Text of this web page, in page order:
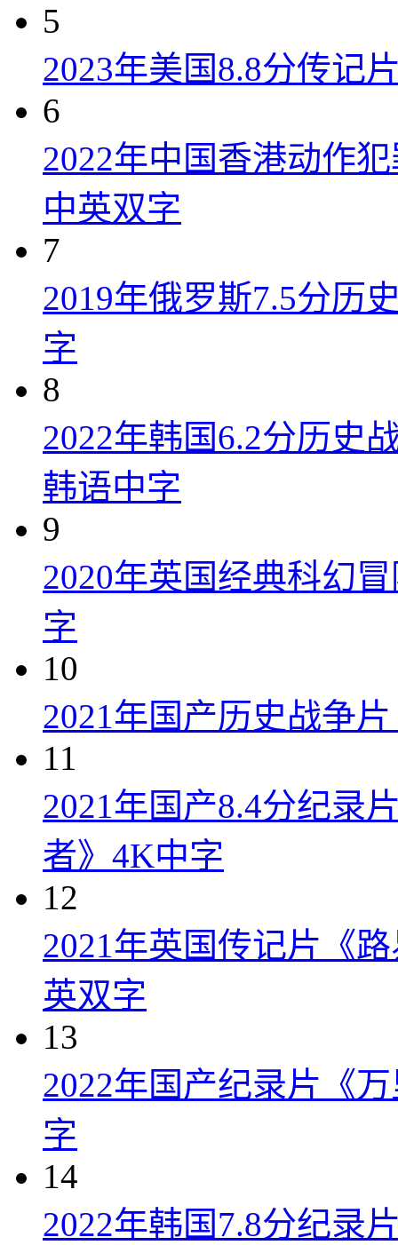
5
2023年美国8.8分传记
6
2022年中国香港动作
中英双字
7
2019年俄罗斯7.5分历
字
8
2022年韩国6.2分历史
韩语中字
9
2020年英国经典科幻
字
10
2021年国产历史战争
11
2021年国产8.4分纪录
者》4K中字
12
2021年英国传记片《
英双字
13
2022年国产纪录片《
字
14
2022年韩国7.8分纪录